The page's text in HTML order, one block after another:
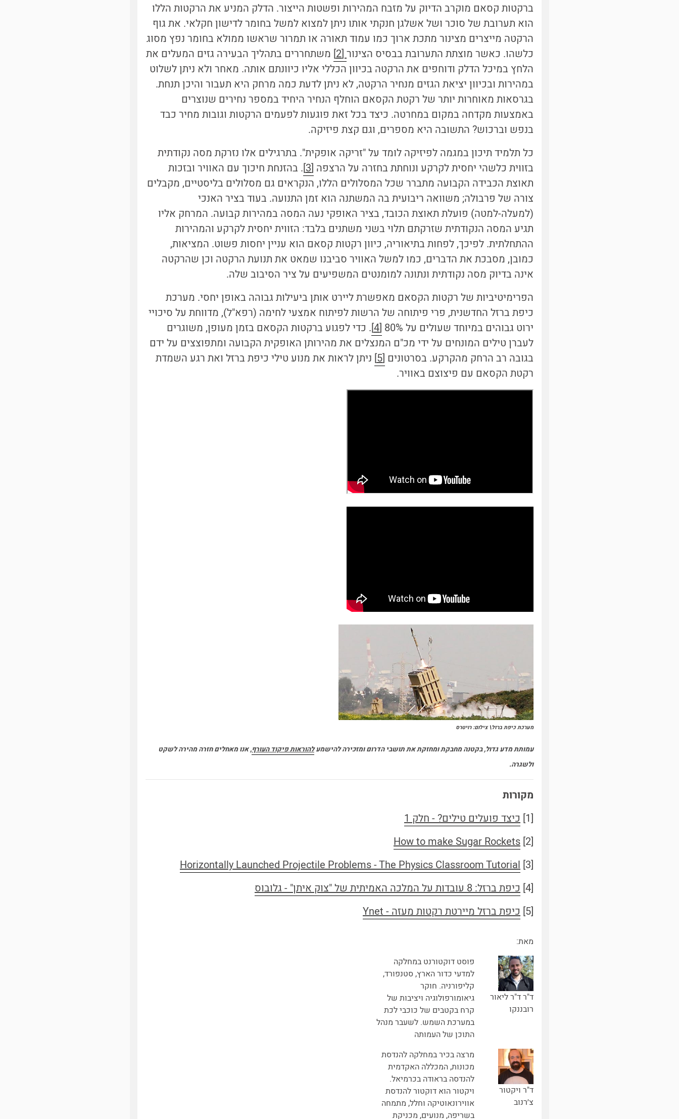
ברקטות קסאם מוקרב הדיוק על מזבח המהירות ופשטות הייצור. הדלק המניע את הרקטות הללו
הוא תערובת של סוכר ושל אשלגן חנקתי אותו ניתן למצוא למשל בחומר לדישון חקלאי. את גוף
הרקטה מייצרים מצינור מתכת ארוך כמו עמוד תאורה או תמרור שראשו ממולא בחומר נפץ מסוג
כלשהו. כאשר מוצתת התערובת בבסיס הצינור [2]
משתחררים בתהליך הבעירה גזים המעלים את
הלחץ במיכל הדלק ודוחפים את הרקטה בכיוון הכללי אליו כיוונתם אותה. מאחר ולא ניתן לשלוט
במהירות ובכיוון יציאת הגזים מנחיר הרקטה, לא ניתן לדעת כמה מרחק היא תעבור והיכן תנחת.
בגרסאות מאוחרות יותר של רקטת הקסאם הוחלף הנחיר היחיד במספר נחירים שנוצרים
באמצעות מקדחה במקום במחרטה. כיצד בכל זאת פוגעות לפעמים הרקטות וגובות מחיר כבד
בנפש וברכוש? התשובה היא מספרים, וגם קצת פיזיקה.
כל תלמיד תיכון במגמה לפיזיקה לומד על "זריקה אופקית". בתרגילים אלו נזרקת מסה נקודתית
בזווית כלשהי יחסית לקרקע ונוחתת בחזרה על הרצפה [3] . בהזנחת חיכוך עם האוויר ובזכות
תאוצת הכבידה הקבועה מתברר שכל המסלולים הללו, הנקראים גם מסלולים בליסטיים, מקבלים
צורה של פרבולה; משוואה ריבועית בה המשתנה הוא זמן התנועה. בעוד בציר האנכי
(למעלה-למטה) פועלת תאוצת הכובד, בציר האופקי נעה המסה במהירות קבועה. המרחק אליו
תגיע המסה הנקודתית שזרקתם תלוי בשני משתנים בלבד: הזווית יחסית לקרקע והמהירות
ההתחלתית. לפיכך, לפחות בתיאוריה, כיוון רקטות קסאם הוא עניין יחסות פשוט. המציאות,
כמובן, מסבכת את הדברים, כמו למשל האוויר סביבנו שמאט את תנועת הרקטה וכן שהרקטה
אינה בדיוק מסה נקודתית ונתונה למומנטים המשפיעים על ציר הסיבוב שלה.
הפרימיטיביות של רקטות הקסאם מאפשרת ליירט אותן ביעילות גבוהה באופן יחסי. מערכת
כיפת ברזל החדשנית, פרי פיתוחה של הרשות לפיתוח אמצעי לחימה (רפא"ל), מדווחת על סיכויי
ירוט גבוהים במיוחד שעולים על 80%
[4] . כדי לפגוע ברקטות הקסאם בזמן מעופן, משוגרים
לעברן טילים המונחים על ידי מכ"ם המנצלים את מהירותן האופקית הקבועה ומתפוצצים על ידם
בגובה רב הרחק מהקרקע. בסרטונים [5]
ניתן לראות את מנוע טילי כיפת ברזל ואת רגע השמדת
רקטת הקסאם עם פיצוצם באוויר.
מערכת כיפת ברזל\ צילום: רויטרס
עמותת מדע גדול, בקטנה מחבקת ומחזקת את תושבי הדרום ומזכירה להישמעלהוראות פיקוד העורף, אנו מאחלים חזרה מהירה לשקט
ולשגרה.
מקורות
[1]
כיצד פועלים טילים? - חלק 1
[2]
How to make Sugar Rockets
[3]
Horizontally Launched Projectile Problems - The Physics Classroom Tutorial
[4]
כיפת ברזל: 8 עובדות על המלכה האמיתית של "צוק איתן" - גלובוס
[5]
כיפת ברזל מיירטת רקטות מעזה - Ynet
מאת:
ד"ר ד"ר ליאור
רובננקו
פוסט דוקטורנט במחלקה
למדעי כדור הארץ, סטנפורד,
קליפורניה. חוקר
גיאומורפולוגיה ויציבות של
קרח בקטבים של כוכבי לכת
במערכת השמש. לשעבר מנהל
התוכן של העמותה
ד"ר ויקטור
צ׳רנוב
מרצה בכיר במחלקה להנדסת
מכונות, המכללה האקדמית
להנדסה בראודה בכרמיאל.
ויקטור הוא דוקטור להנדסת
אווירונאוטיקה וחלל, מתמחה
בשריפה, מנועים, מכניקת